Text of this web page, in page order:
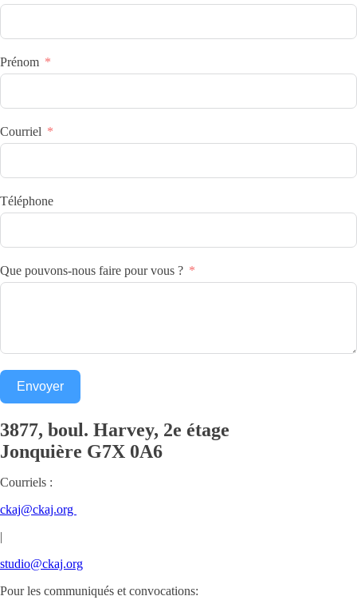
Prénom
Courriel
Téléphone
Que pouvons-nous faire pour vous ?
Envoyer
3877, boul. Harvey, 2e étage
Jonquière G7X 0A6
Courriels :
ckaj@ckaj.org
|
studio@ckaj.org
Pour les communiqués et convocations: